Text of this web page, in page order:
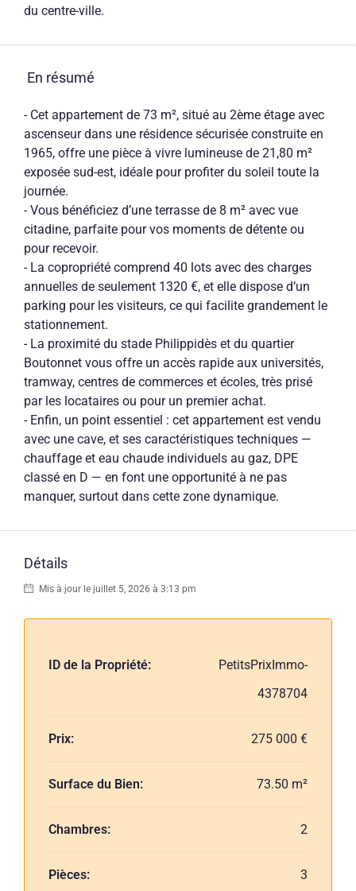
du centre-ville.
En résumé
- Cet appartement de 73 m², situé au 2ème étage avec
ascenseur dans une résidence sécurisée construite en
1965, offre une pièce à vivre lumineuse de 21,80 m²
exposée sud-est, idéale pour profiter du soleil toute la
journée.
- Vous bénéficiez d’une terrasse de 8 m² avec vue
citadine, parfaite pour vos moments de détente ou
pour recevoir.
- La copropriété comprend 40 lots avec des charges
annuelles de seulement 1320 €, et elle dispose d’un
parking pour les visiteurs, ce qui facilite grandement le
stationnement.
- La proximité du stade Philippidès et du quartier
Boutonnet vous offre un accès rapide aux universités,
tramway, centres de commerces et écoles, très prisé
par les locataires ou pour un premier achat.
- Enfin, un point essentiel : cet appartement est vendu
avec une cave, et ses caractéristiques techniques —
chauffage et eau chaude individuels au gaz, DPE
classé en D — en font une opportunité à ne pas
manquer, surtout dans cette zone dynamique.
Détails
Mis à jour le juillet 5, 2026 à 3:13 pm
ID de la Propriété:
PetitsPrixImmo-
4378704
Prix: 275 000 €
Surface du Bien: 73.50 m²
Chambres: 2
Pièces: 3